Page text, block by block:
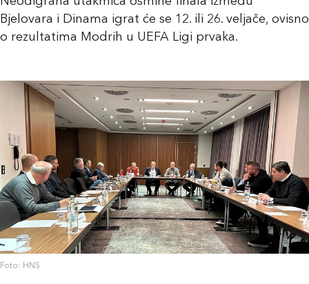
Bjelovara i Dinama igrat će se 12. ili 26. veljače, ovisno
o rezultatima Modrih u UEFA Ligi prvaka.
Foto: HNS